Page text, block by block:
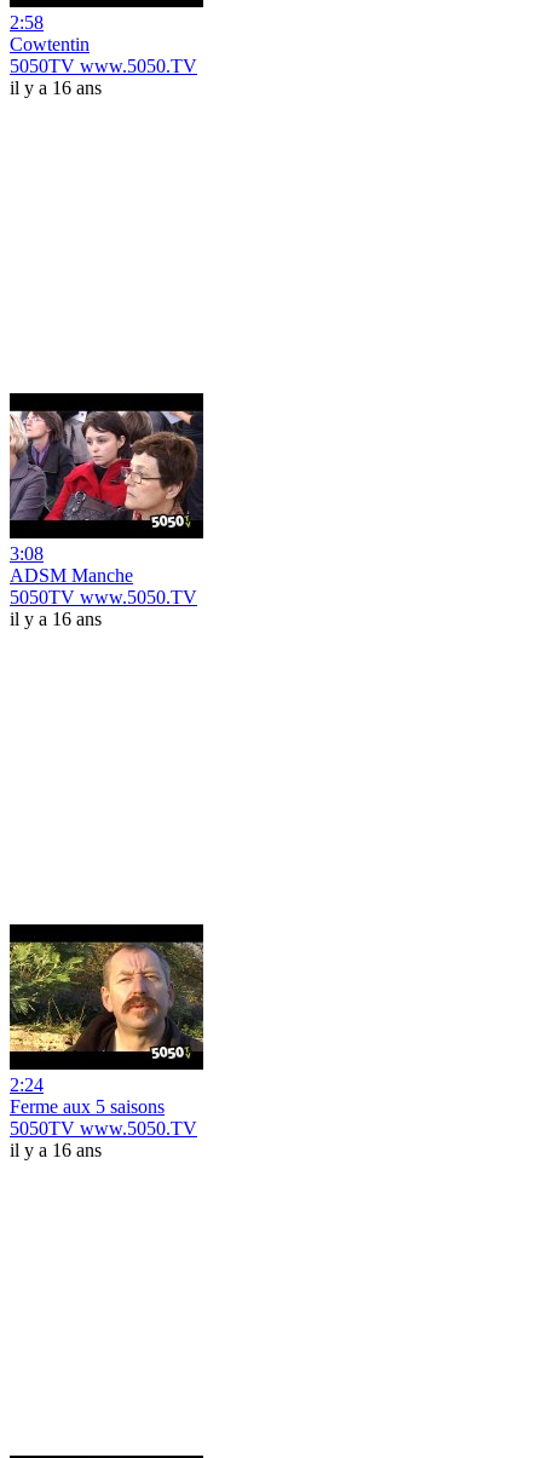
2:58
Cowtentin
5050TV www.5050.TV
il y a 16 ans
3:08
ADSM Manche
5050TV www.5050.TV
il y a 16 ans
2:24
Ferme aux 5 saisons
5050TV www.5050.TV
il y a 16 ans